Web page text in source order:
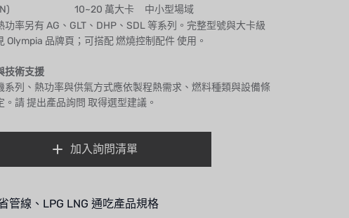
10~20 萬大卡
中小型場域
功率另有 AG、GLT、DHP、SDL 等系列。完整型號與大卡級
Olympia 品牌頁 ；可搭配燃燒控制配件使用。
技術支援
系列、熱功率與供氣方式應依製程熱需求、燃料種類與設備條
。請提出產品詢問 取得選型建議。
加入詢問清單
管線、LPG LNG 通吃產品規格